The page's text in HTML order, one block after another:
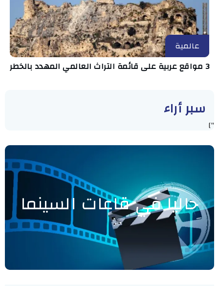
عالمية
3 مواقع عربية على قائمة التراث العالمي المهدد بالخطر
سبر أراء
"]
حاليا في قاعات السينما